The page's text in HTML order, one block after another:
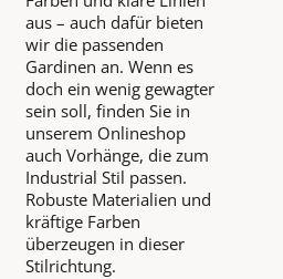
aus – auch dafür bieten
wir die passenden
Gardinen an. Wenn es
doch ein wenig gewagter
sein soll, finden Sie in
unserem Onlineshop
auch Vorhänge, die zum
Industrial Stil passen.
Robuste Materialien und
kräftige Farben
überzeugen in dieser
Stilrichtung.